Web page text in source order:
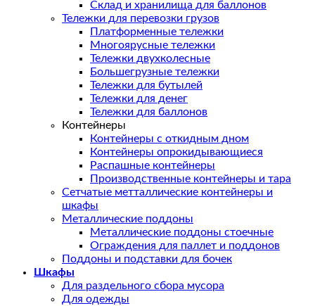
Склад и хранилища для баллонов
Тележки для перевозки грузов
Платформенные тележки
Многоярусные тележки
Тележки двухколесные
Большегрузные тележки
Тележки для бутылей
Тележки для денег
Тележки для баллонов
Контейнеры
Контейнеры с откидным дном
Контейнеры опрокидывающиеся
Распашные контейнеры
Производственные контейнеры и тара
Сетчатые метталлические контейнеры и
шкафы
Металлические поддоны
Металлические поддоны стоечные
Ограждения для паллет и поддонов
Поддоны и подставки для бочек
Шкафы
Для раздельного сбора мусора
Для одежды